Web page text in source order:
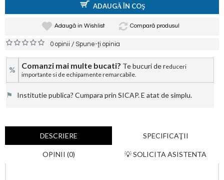
ADAUGĂ ÎN COŞ
Adaugă in Wishlist Compară produsul
0 opinii /Spune-ţi opinia
% Comanzi mai multe bucati? Te bucuri de reduceri
importante si de echipamente remarcabile.
⚑ Institutie publica? Cumpara prin SICAP. E atat de simplu.
DESCRIERE SPECIFICAŢII
OPINII (0) 💡 SOLICITA ASISTENTA